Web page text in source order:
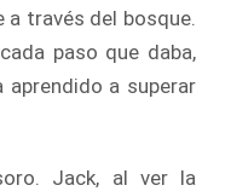
a través del bosque.
paso que daba,
a superar
Jack, al ver la